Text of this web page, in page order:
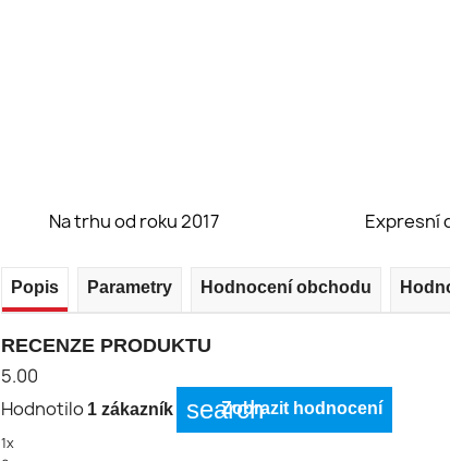
Na trhu od roku 2017 Expresní
Popis Parametry Hodnocení obchodu
RECENZE PRODUKTU
5.00
Hodnotilo 1 zákazník search
Zobrazit hodnocení
1x